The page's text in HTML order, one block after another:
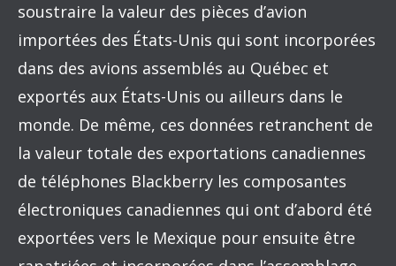
soustraire la valeur des pièces d’avion
importées des États-Unis qui sont incorporées
dans des avions assemblés au Québec et
exportés aux États-Unis ou ailleurs dans le
monde. De même, ces données retranchent de
la valeur totale des exportations canadiennes
de téléphones Blackberry les composantes
électroniques canadiennes qui ont d’abord été
exportées vers le Mexique pour ensuite être